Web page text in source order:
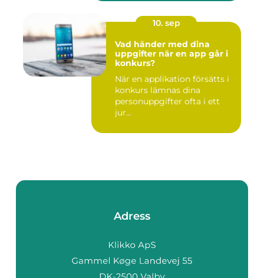
10. sep
Vad händer med dina
uppgifter när en app går i
konkurs?
När en applikation försätts i
konkurs lämnas dina
personuppgifter ofta i ett
jur...
Adress